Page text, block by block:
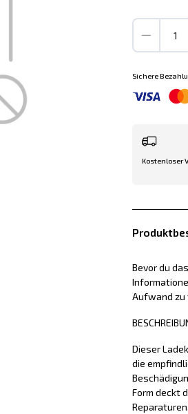
Sichere
Kostenloser
Bevor du
Aufwand zu
Dieser
die
Form deckt